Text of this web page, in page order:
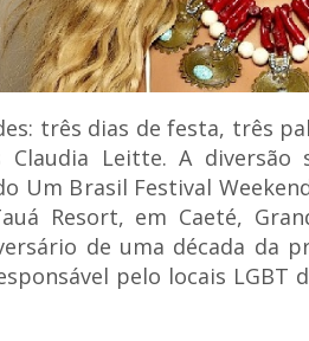
três dias de festa, três
Claudia Leitte. A diversão
Um Brasil Festival
Resort, em Caeté,
de uma década da
pelo locais LGBT